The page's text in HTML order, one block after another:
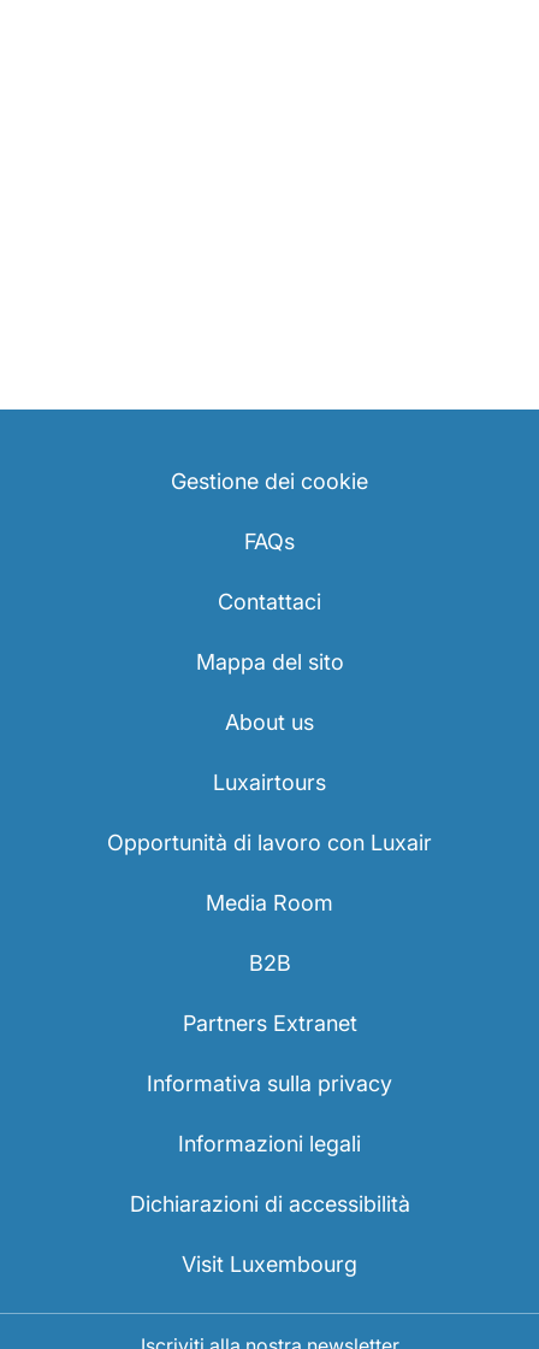
Gestione dei cookie
FAQs
Contattaci
Mappa del sito
About us
Luxairtours
Opportunità di lavoro con Luxair
Media Room
B2B
Partners Extranet
Informativa sulla privacy
Informazioni legali
Dichiarazioni di accessibilità
Visit Luxembourg